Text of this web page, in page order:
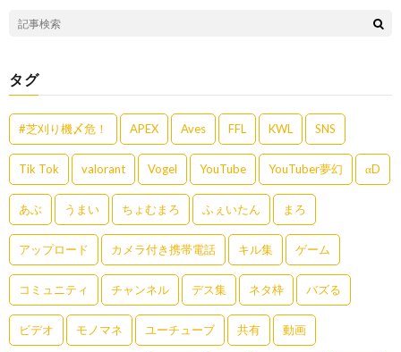
タグ
#芝刈り機〆危！ APEX Aves FFL KWL SNS
Tik Tok valorant Vogel YouTube YouTuber夢幻 αD
あぶ うまい ちょむまろ ふぇいたん まろ
アップロード カメラ付き携帯電話 キル集 ゲーム
コミュニティ チャンネル デス集 ネタ枠 バズる
ビデオ モノマネ ユーチューブ 共有 動画